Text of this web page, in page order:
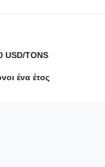
USD/TONS
ένα έτος